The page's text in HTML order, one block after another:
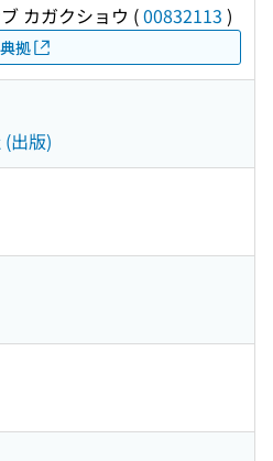
カガクショウ (00832113 )
典拠
出版)